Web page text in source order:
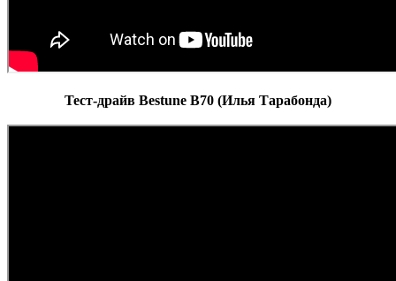
Тест-драйв Bestune B70 (Илья Тарабонда)